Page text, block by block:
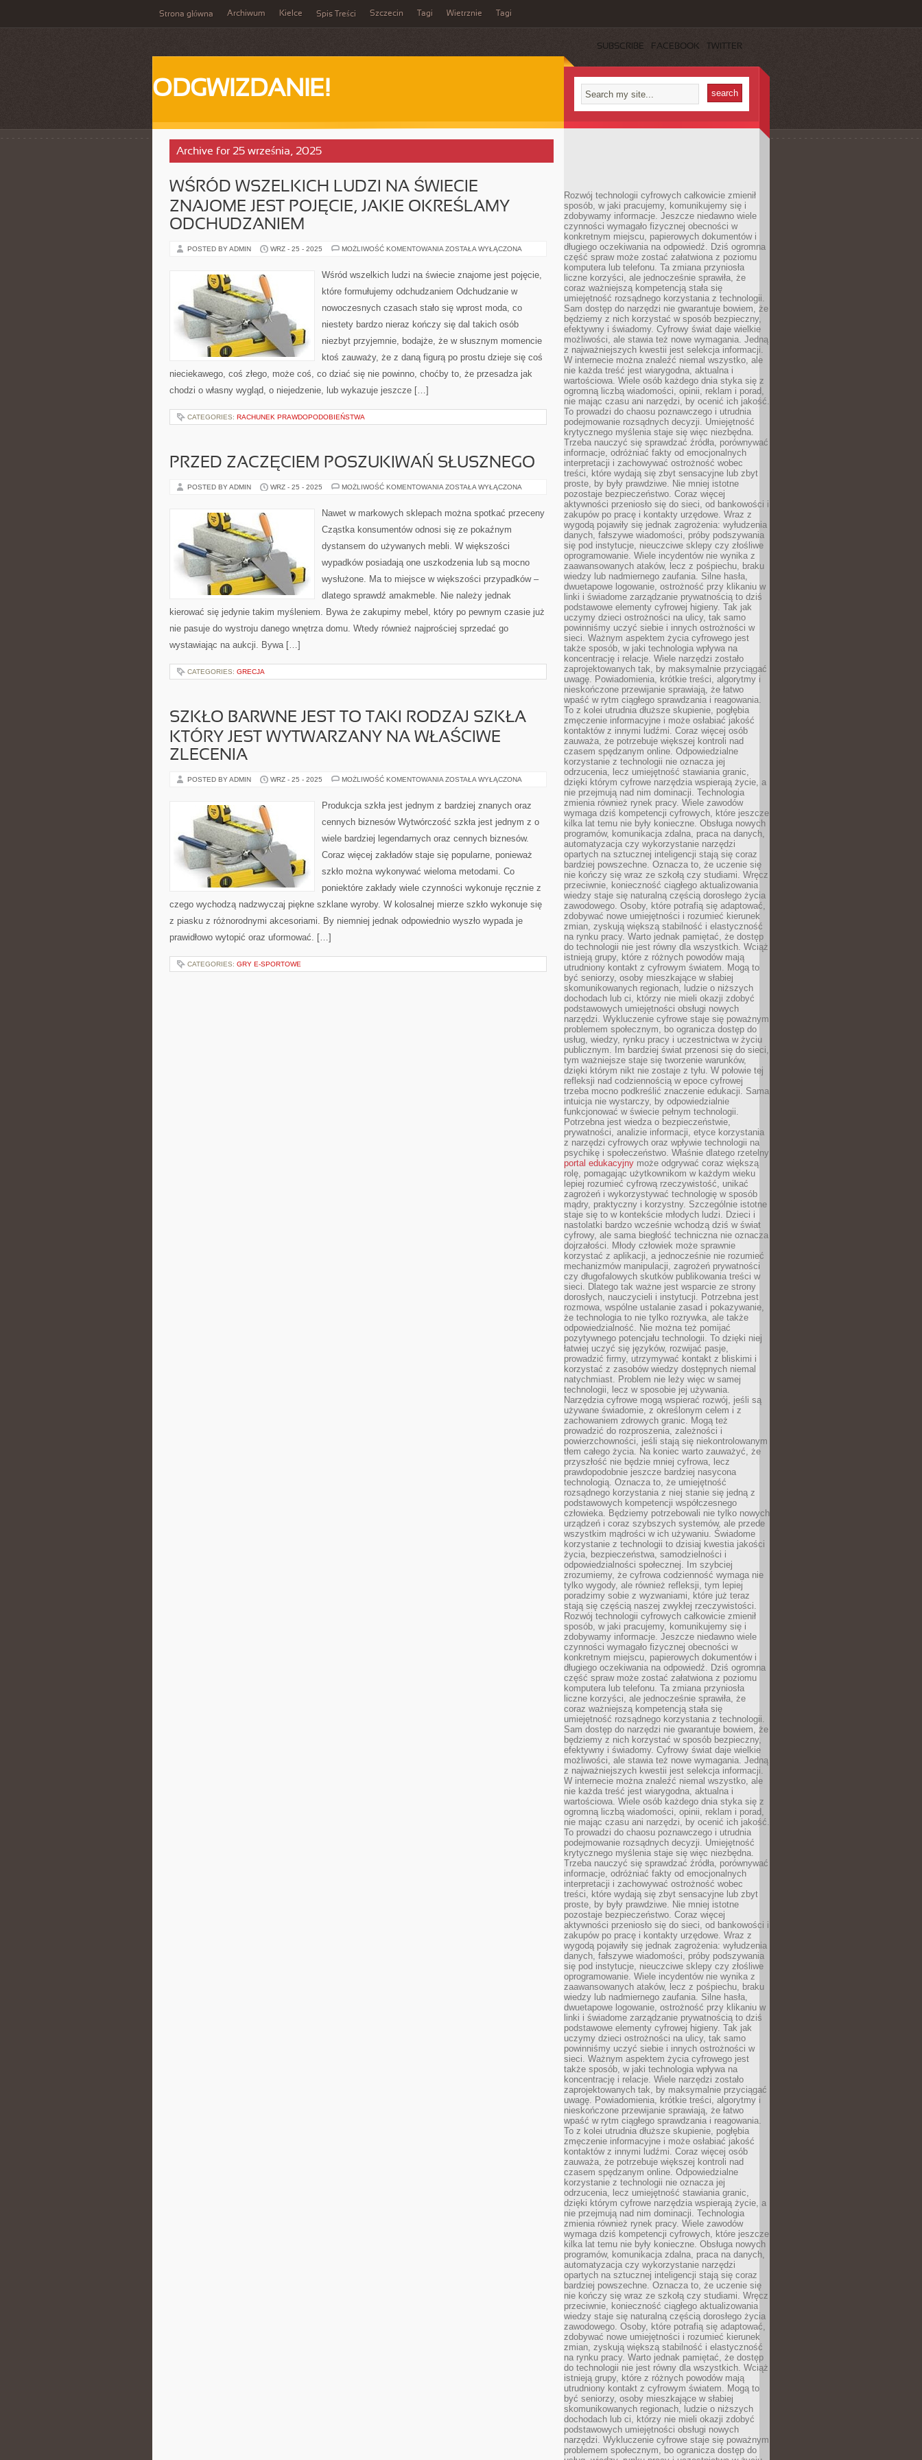
Strona główna Archiwum Kielce Spis Treści Szczecin Tagi Wietrznie Tagi
SUBSCRIBE FACEBOOK TWITTER
ODGWIZDANIE!
Archive for 25 września, 2025
WŚRÓD WSZELKICH LUDZI NA ŚWIECIE
ZNAJOME JEST POJĘCIE, JAKIE OKREŚLAMY
ODCHUDZANIEM
POSTED BY ADMIN WRZ - 25 - 2025 MOŻLIWOŚĆ KOMENTOWANIA WŚRÓD
NA
ŚWIECIE
JEST
JAKIE
ODCHUDZANIEM
ZOSTAŁA WYŁĄCZONA
Wśród wszelkich ludzi na świecie znajome jest pojęcie,
które formułujemy odchudzaniem Odchudzanie w
nowoczesnych czasach stało się wprost moda, co
niestety bardzo nieraz kończy się dal takich osób
niezbyt przyjemnie, bodajże, że w słusznym momencie
ktoś zauważy, że z daną figurą po prostu dzieje się coś
nieciekawego, coś złego, może coś, co dziać się nie powinno, choćby to, że przesadza jak
chodzi o własny wygląd, o niejedzenie, lub wykazuje jeszcze […]
CATEGORIES: RACHUNEK PRAWDOPODOBIEŃSTWA
PRZED ZACZĘCIEM POSZUKIWAŃ SŁUSZNEGO
POSTED BY ADMIN WRZ - 25 - 2025 MOŻLIWOŚĆ KOMENTOWANIA PRZED
SŁUSZNEGO
ZOSTAŁA WYŁĄCZONA
Nawet w markowych sklepach można spotkać przeceny
Cząstka konsumentów odnosi się ze pokaźnym
dystansem do używanych mebli. W większości
wypadków posiadają one uszkodzenia lub są mocno
wysłużone. Ma to miejsce w większości przypadków –
dlatego sprawdź amakmeble. Nie należy jednak
kierować się jedynie takim myśleniem. Bywa że zakupimy mebel, który po pewnym czasie już
nie pasuje do wystroju danego wnętrza domu. Wtedy również najprościej sprzedać go
wystawiając na aukcji. Bywa […]
CATEGORIES: GRECJA
SZKŁO BARWNE JEST TO TAKI RODZAJ SZKŁA
KTÓRY JEST WYTWARZANY NA WŁAŚCIWE
ZLECENIA
POSTED BY ADMIN WRZ - 25 - 2025 MOŻLIWOŚĆ KOMENTOWANIA SZKŁO
TO
TAKI
SZKŁA
JEST
NA
WŁAŚCIWE
ZLECENIA
ZOSTAŁA WYŁĄCZONA
Produkcja szkła jest jednym z bardziej znanych oraz
cennych biznesów Wytwórczość szkła jest jednym z o
wiele bardziej legendarnych oraz cennych biznesów.
Coraz więcej zakładów staje się popularne, ponieważ
szkło można wykonywać wieloma metodami. Co
poniektóre zakłady wiele czynności wykonuje ręcznie z
czego wychodzą nadzwyczaj piękne szklane wyroby. W kolosalnej mierze szkło wykonuje się
z piasku z różnorodnymi akcesoriami. By niemniej jednak odpowiednio wyszło wypada je
prawidłowo wytopić oraz uformować. […]
CATEGORIES: GRY E-SPORTOWE
Rozwój technologii cyfrowych całkowicie zmienił
sposób, w jaki pracujemy, komunikujemy się i
zdobywamy informacje. Jeszcze niedawno wiele
czynności wymagało fizycznej obecności w
konkretnym miejscu, papierowych dokumentów i
długiego oczekiwania na odpowiedź. Dziś ogromna
część spraw może zostać załatwiona z poziomu
komputera lub telefonu. Ta zmiana przyniosła
liczne korzyści, ale jednocześnie sprawiła, że
coraz ważniejszą kompetencją stała się
umiejętność rozsądnego korzystania z technologii.
Sam dostęp do narzędzi nie gwarantuje bowiem, że
będziemy z nich korzystać w sposób bezpieczny,
efektywny i świadomy. Cyfrowy świat daje wielkie
możliwości, ale stawia też nowe wymagania. Jedną
z najważniejszych kwestii jest selekcja informacji.
W internecie można znaleźć niemal wszystko, ale
nie każda treść jest wiarygodna, aktualna i
wartościowa. Wiele osób każdego dnia styka się z
ogromną liczbą wiadomości, opinii, reklam i porad,
nie mając czasu ani narzędzi, by ocenić ich jakość.
To prowadzi do chaosu poznawczego i utrudnia
podejmowanie rozsądnych decyzji. Umiejętność
krytycznego myślenia staje się więc niezbędna.
Trzeba nauczyć się sprawdzać źródła, porównywać
informacje, odróżniać fakty od emocjonalnych
interpretacji i zachowywać ostrożność wobec
treści, które wydają się zbyt sensacyjne lub zbyt
proste, by były prawdziwe. Nie mniej istotne
pozostaje bezpieczeństwo. Coraz więcej
aktywności przeniosło się do sieci, od bankowości i
zakupów po pracę i kontakty urzędowe. Wraz z
wygodą pojawiły się jednak zagrożenia: wyłudzenia
danych, fałszywe wiadomości, próby podszywania
się pod instytucje, nieuczciwe sklepy czy złośliwe
oprogramowanie. Wiele incydentów nie wynika z
zaawansowanych ataków, lecz z pośpiechu, braku
wiedzy lub nadmiernego zaufania. Silne hasła,
dwuetapowe logowanie, ostrożność przy klikaniu w
linki i świadome zarządzanie prywatnością to dziś
podstawowe elementy cyfrowej higieny. Tak jak
uczymy dzieci ostrożności na ulicy, tak samo
powinniśmy uczyć siebie i innych ostrożności w
sieci. Ważnym aspektem życia cyfrowego jest
także sposób, w jaki technologia wpływa na
koncentrację i relacje. Wiele narzędzi zostało
zaprojektowanych tak, by maksymalnie przyciągać
uwagę. Powiadomienia, krótkie treści, algorytmy i
nieskończone przewijanie sprawiają, że łatwo
wpaść w rytm ciągłego sprawdzania i reagowania.
To z kolei utrudnia dłuższe skupienie, pogłębia
zmęczenie informacyjne i może osłabiać jakość
kontaktów z innymi ludźmi. Coraz więcej osób
zauważa, że potrzebuje większej kontroli nad
czasem spędzanym online. Odpowiedzialne
korzystanie z technologii nie oznacza jej
odrzucenia, lecz umiejętność stawiania granic,
dzięki którym cyfrowe narzędzia wspierają życie, a
nie przejmują nad nim dominacji. Technologia
zmienia również rynek pracy. Wiele zawodów
wymaga dziś kompetencji cyfrowych, które jeszcze
kilka lat temu nie były konieczne. Obsługa nowych
programów, komunikacja zdalna, praca na danych,
automatyzacja czy wykorzystanie narzędzi
opartych na sztucznej inteligencji stają się coraz
bardziej powszechne. Oznacza to, że uczenie się
nie kończy się wraz ze szkołą czy studiami. Wręcz
przeciwnie, konieczność ciągłego aktualizowania
wiedzy staje się naturalną częścią dorosłego życia
zawodowego. Osoby, które potrafią się adaptować,
zdobywać nowe umiejętności i rozumieć kierunek
zmian, zyskują większą stabilność i elastyczność
na rynku pracy. Warto jednak pamiętać, że dostęp
do technologii nie jest równy dla wszystkich. Wciąż
istnieją grupy, które z różnych powodów mają
utrudniony kontakt z cyfrowym światem. Mogą to
być seniorzy, osoby mieszkające w słabiej
skomunikowanych regionach, ludzie o niższych
dochodach lub ci, którzy nie mieli okazji zdobyć
podstawowych umiejętności obsługi nowych
narzędzi. Wykluczenie cyfrowe staje się poważnym
problemem społecznym, bo ogranicza dostęp do
usług, wiedzy, rynku pracy i uczestnictwa w życiu
publicznym. Im bardziej świat przenosi się do sieci,
tym ważniejsze staje się tworzenie warunków,
dzięki którym nikt nie zostaje z tyłu. W połowie tej
refleksji nad codziennością w epoce cyfrowej
trzeba mocno podkreślić znaczenie edukacji. Sama
intuicja nie wystarczy, by odpowiedzialnie
funkcjonować w świecie pełnym technologii.
Potrzebna jest wiedza o bezpieczeństwie,
prywatności, analizie informacji, etyce korzystania
z narzędzi cyfrowych oraz wpływie technologii na
psychikę i społeczeństwo. Właśnie dlatego rzetelny
portal edukacyjny może odgrywać coraz większą
rolę, pomagając użytkownikom w każdym wieku
lepiej rozumieć cyfrową rzeczywistość, unikać
zagrożeń i wykorzystywać technologię w sposób
mądry, praktyczny i korzystny. Szczególnie istotne
staje się to w kontekście młodych ludzi. Dzieci i
nastolatki bardzo wcześnie wchodzą dziś w świat
cyfrowy, ale sama biegłość techniczna nie oznacza
dojrzałości. Młody człowiek może sprawnie
korzystać z aplikacji, a jednocześnie nie rozumieć
mechanizmów manipulacji, zagrożeń prywatności
czy długofalowych skutków publikowania treści w
sieci. Dlatego tak ważne jest wsparcie ze strony
dorosłych, nauczycieli i instytucji. Potrzebna jest
rozmowa, wspólne ustalanie zasad i pokazywanie,
że technologia to nie tylko rozrywka, ale także
odpowiedzialność. Nie można też pomijać
pozytywnego potencjału technologii. To dzięki niej
łatwiej uczyć się języków, rozwijać pasje,
prowadzić firmy, utrzymywać kontakt z bliskimi i
korzystać z zasobów wiedzy dostępnych niemal
natychmiast. Problem nie leży więc w samej
technologii, lecz w sposobie jej używania.
Narzędzia cyfrowe mogą wspierać rozwój, jeśli są
używane świadomie, z określonym celem i z
zachowaniem zdrowych granic. Mogą też
prowadzić do rozproszenia, zależności i
powierzchowności, jeśli stają się niekontrolowanym
tłem całego życia. Na koniec warto zauważyć, że
przyszłość nie będzie mniej cyfrowa, lecz
prawdopodobnie jeszcze bardziej nasycona
technologią. Oznacza to, że umiejętność
rozsądnego korzystania z niej stanie się jedną z
podstawowych kompetencji współczesnego
człowieka. Będziemy potrzebowali nie tylko nowych
urządzeń i coraz szybszych systemów, ale przede
wszystkim mądrości w ich używaniu. Świadome
korzystanie z technologii to dzisiaj kwestia jakości
życia, bezpieczeństwa, samodzielności i
odpowiedzialności społecznej. Im szybciej
zrozumiemy, że cyfrowa codzienność wymaga nie
tylko wygody, ale również refleksji, tym lepiej
poradzimy sobie z wyzwaniami, które już teraz
stają się częścią naszej zwykłej rzeczywistości.
Rozwój technologii cyfrowych całkowicie zmienił
sposób, w jaki pracujemy, komunikujemy się i
zdobywamy informacje. Jeszcze niedawno wiele
czynności wymagało fizycznej obecności w
konkretnym miejscu, papierowych dokumentów i
długiego oczekiwania na odpowiedź. Dziś ogromna
część spraw może zostać załatwiona z poziomu
komputera lub telefonu. Ta zmiana przyniosła
liczne korzyści, ale jednocześnie sprawiła, że
coraz ważniejszą kompetencją stała się
umiejętność rozsądnego korzystania z technologii.
Sam dostęp do narzędzi nie gwarantuje bowiem, że
będziemy z nich korzystać w sposób bezpieczny,
efektywny i świadomy. Cyfrowy świat daje wielkie
możliwości, ale stawia też nowe wymagania. Jedną
z najważniejszych kwestii jest selekcja informacji.
W internecie można znaleźć niemal wszystko, ale
nie każda treść jest wiarygodna, aktualna i
wartościowa. Wiele osób każdego dnia styka się z
ogromną liczbą wiadomości, opinii, reklam i porad,
nie mając czasu ani narzędzi, by ocenić ich jakość.
To prowadzi do chaosu poznawczego i utrudnia
podejmowanie rozsądnych decyzji. Umiejętność
krytycznego myślenia staje się więc niezbędna.
Trzeba nauczyć się sprawdzać źródła, porównywać
informacje, odróżniać fakty od emocjonalnych
interpretacji i zachowywać ostrożność wobec
treści, które wydają się zbyt sensacyjne lub zbyt
proste, by były prawdziwe. Nie mniej istotne
pozostaje bezpieczeństwo. Coraz więcej
aktywności przeniosło się do sieci, od bankowości i
zakupów po pracę i kontakty urzędowe. Wraz z
wygodą pojawiły się jednak zagrożenia: wyłudzenia
danych, fałszywe wiadomości, próby podszywania
się pod instytucje, nieuczciwe sklepy czy złośliwe
oprogramowanie. Wiele incydentów nie wynika z
zaawansowanych ataków, lecz z pośpiechu, braku
wiedzy lub nadmiernego zaufania. Silne hasła,
dwuetapowe logowanie, ostrożność przy klikaniu w
linki i świadome zarządzanie prywatnością to dziś
podstawowe elementy cyfrowej higieny. Tak jak
uczymy dzieci ostrożności na ulicy, tak samo
powinniśmy uczyć siebie i innych ostrożności w
sieci. Ważnym aspektem życia cyfrowego jest
także sposób, w jaki technologia wpływa na
koncentrację i relacje. Wiele narzędzi zostało
zaprojektowanych tak, by maksymalnie przyciągać
uwagę. Powiadomienia, krótkie treści, algorytmy i
nieskończone przewijanie sprawiają, że łatwo
wpaść w rytm ciągłego sprawdzania i reagowania.
To z kolei utrudnia dłuższe skupienie, pogłębia
zmęczenie informacyjne i może osłabiać jakość
kontaktów z innymi ludźmi. Coraz więcej osób
zauważa, że potrzebuje większej kontroli nad
czasem spędzanym online. Odpowiedzialne
korzystanie z technologii nie oznacza jej
odrzucenia, lecz umiejętność stawiania granic,
dzięki którym cyfrowe narzędzia wspierają życie, a
nie przejmują nad nim dominacji. Technologia
zmienia również rynek pracy. Wiele zawodów
wymaga dziś kompetencji cyfrowych, które jeszcze
kilka lat temu nie były konieczne. Obsługa nowych
programów, komunikacja zdalna, praca na danych,
automatyzacja czy wykorzystanie narzędzi
opartych na sztucznej inteligencji stają się coraz
bardziej powszechne. Oznacza to, że uczenie się
nie kończy się wraz ze szkołą czy studiami. Wręcz
przeciwnie, konieczność ciągłego aktualizowania
wiedzy staje się naturalną częścią dorosłego życia
zawodowego. Osoby, które potrafią się adaptować,
zdobywać nowe umiejętności i rozumieć kierunek
zmian, zyskują większą stabilność i elastyczność
na rynku pracy. Warto jednak pamiętać, że dostęp
do technologii nie jest równy dla wszystkich. Wciąż
istnieją grupy, które z różnych powodów mają
utrudniony kontakt z cyfrowym światem. Mogą to
być seniorzy, osoby mieszkające w słabiej
skomunikowanych regionach, ludzie o niższych
dochodach lub ci, którzy nie mieli okazji zdobyć
podstawowych umiejętności obsługi nowych
narzędzi. Wykluczenie cyfrowe staje się poważnym
problemem społecznym, bo ogranicza dostęp do